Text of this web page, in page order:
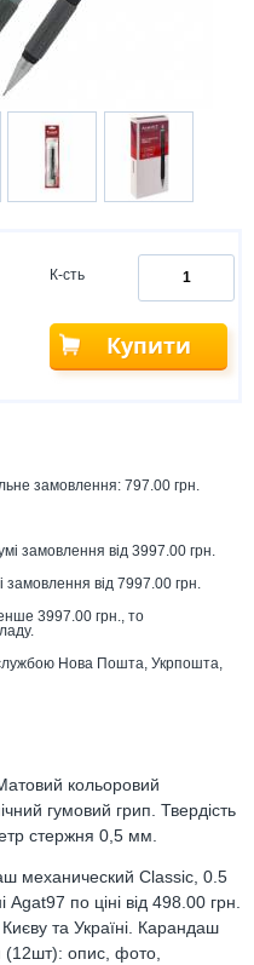
К-сть
Купити
замовлення: 797.00 грн.
замовлення від 3997.00 грн.
замовлення від 7997.00 грн.
3997.00 грн., то
Нова Пошта, Укрпошта,
кольоровий
гумовий грип. Твердість
стержня 0,5 мм.
механический Classic, 0.5
по ціні від 498.00 грн.
та Україні. Карандаш
опис, фото,